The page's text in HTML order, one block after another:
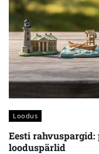
Loodus
Eesti
looduspärlid